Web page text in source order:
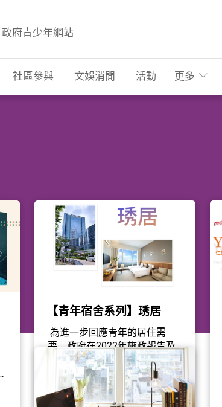
政府青少年網站
社區參與 文娛消閒 活動 更多
【青年宿舍系列】琇居
為進一步回應青年的居住需
要，政府在2022年施政報告及
《青年發展藍圖》中宣布擴大
青年宿舍計劃，資助非政府機
構租用合適酒店和旅館並將房
間轉作青年宿舍用途。「琇
社區參與
#房屋 #在職青年 #青年宿舍